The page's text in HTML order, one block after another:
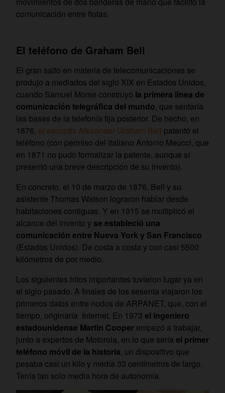
comunicación entre flotas.
El teléfono de Graham Bell
El gran salto en materia de telecomunicaciones se
produjo a mediados del siglo XIX en Estados Unidos,
cuando Samuel Morse construyó la primera línea de
comunicación telegráfica del mundo, que sentaría
las bases de la telefonía fija posterior. De hecho, en
1876, el escocés Alexander Graham Bell patentó el
teléfono (con permiso del italiano Antonio Meucci, que
en 1871 no pudo formalizar la patente, aunque sí
presentó una breve descripción de su invento).
En concreto, el 10 de marzo de 1876, Bell y su
asistente Thomas Watson lograron hablar desde
habitaciones contiguas. Y en 1915 se multiplicó el
alcance del invento y se estableció una
comunicación entre Nueva York y San Francisco
(Estados Unidos). De costa a costa y con casi 5500
kilómetros de por medio.
Los siguientes hitos importantes tuvieron lugar ya en
el siglo pasado. A finales de los sesenta viajaron los
primeros datos entre nodos de ARPANET, que, con el
tiempo, originaría Internet. En 1973 el ingeniero
estadounidense Martin Cooper empezó a trabajar,
junto a expertos de Motorola, en lo que sería el primer
teléfono móvil de la historia, un dispositivo que
pesaba casi un kilo y medía 33 centímetros de largo.
Tenía tan solo media hora de autonomía.